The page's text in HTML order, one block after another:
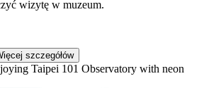
wizytę w muzeum.
szczegółów
Taipei 101 Observatory with neon